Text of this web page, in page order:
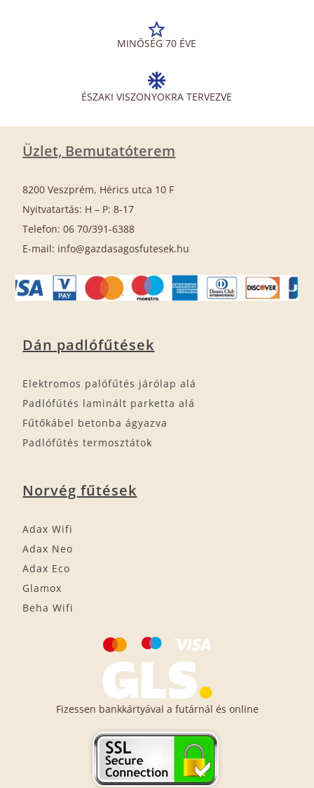
MINŐSÉG 70 ÉVE
ÉSZAKI VISZONYOKRA TERVEZVE
Üzlet, Bemutatóterem
8200 Veszprém, Hérics utca 10 F
Nyitvatartás: H – P: 8-17
Telefon: 06 70/391-6388
E-mail: info@gazdasagosfutesek.hu
Dán padlófűtések
Elektromos palófűtés járólap alá
Padlófűtés laminált parketta alá
Fűtőkábel betonba ágyazva
Padlófűtés termosztátok
Norvég fűtések
Adax Wifi
Adax Neo
Adax Eco
Glamox
Beha Wifi
Fizessen bankkártyával a futárnál és online